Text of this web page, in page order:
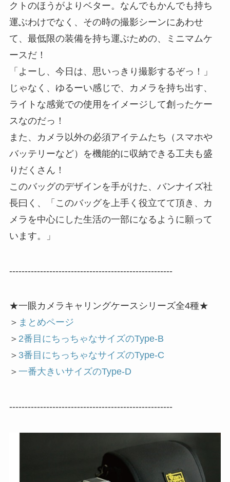
クトのほうがよりベター。なんでもかんでも持ち
運ぶわけでなく、その時の撮影シーンにあわせ
て、最低限の装備を持ち運ぶための、ミニマムケ
ースだ！
「よーし、今日は、思いっきり撮影するぞっ！」
じゃなく、ゆるーい感じで、カメラを持ち出す、
ライトな感覚での使用をイメージして創ったケー
スなのだっ！
また、カメラ以外の必須アイテムたち（スマホや
バッテリーなど）を機能的に収納できる工夫も盛
りだくさん！
このバッグのデザインを手がけた、バンナイズ社
長曰く、「このバッグを上手く役立てて頂き、カ
メラを中心にした生活の一部になるように願って
います。」
-----------------------------------------------------
★一眼カメラキャリングケースシリーズ全4種★
＞ まとめページ
＞ 2番目にちっちゃなサイズのType-B
＞ 3番目にちっちゃなサイズのType-C
＞ 一番大きいサイズのType-D
-----------------------------------------------------